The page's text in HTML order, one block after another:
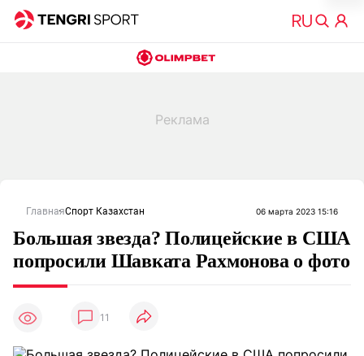
ГлавнаяСпорт Казахстан 06 марта 2023 15:16
Большая звезда? Полицейские в США
попросили Шавката Рахмонова о фото
11